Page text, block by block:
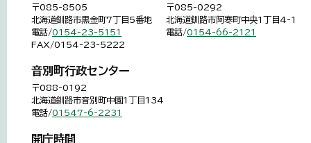
〒085-8505
北海道釧路市黒金町7丁目5番地
電話/0154-23-5151
FAX/0154-23-5222
〒085-0292
北海道釧路市阿寒町中央1丁目4-1
電話/0154-66-2121
音別町行政センター
〒088-0192
北海道釧路市音別町中園1丁目134
電話/01547-6-2231
開庁時間